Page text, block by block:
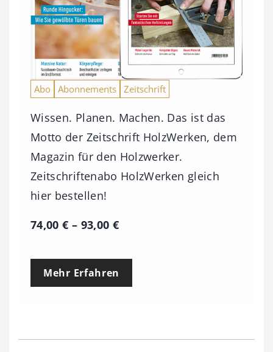
Abo Abonnements Zeitschrift
Wissen. Planen. Machen. Das ist das
Motto der Zeitschrift HolzWerken, dem
Magazin für den Holzwerker.
Zeitschriftenabo HolzWerken gleich
hier bestellen!
74,00€ – 93,00 €P
e
p
Mehr Erfahren